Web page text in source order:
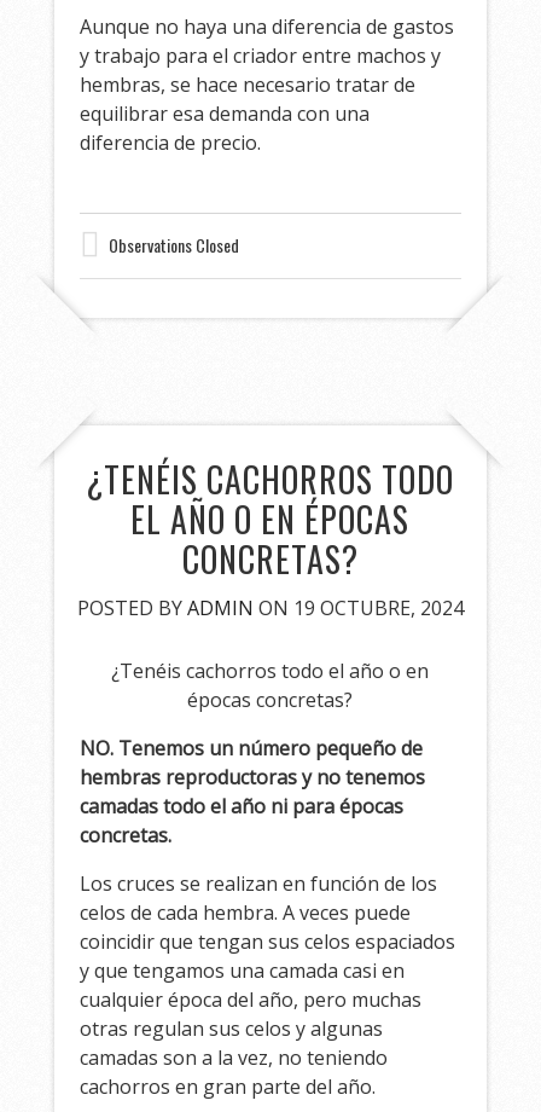
Aunque no haya una diferencia de gastos
y trabajo para el criador entre machos y
hembras, se hace necesario tratar de
equilibrar esa demanda con una
diferencia de precio.
Observations Closed
¿TENÉIS CACHORROS TODO
EL AÑO O EN ÉPOCAS
CONCRETAS?
POSTED BYADMIN ON 19 OCTUBRE, 2024
¿Tenéis cachorros todo el año o en
épocas concretas?
NO. Tenemos un número pequeño de
hembras reproductoras y no tenemos
camadas todo el año ni para épocas
concretas.
Los cruces se realizan en función de los
celos de cada hembra. A veces puede
coincidir que tengan sus celos espaciados
y que tengamos una camada casi en
cualquier época del año, pero muchas
otras regulan sus celos y algunas
camadas son a la vez, no teniendo
cachorros en gran parte del año.